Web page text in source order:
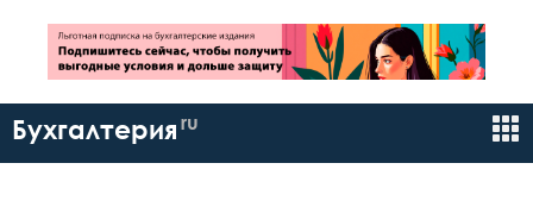
Бухгалтерия ru